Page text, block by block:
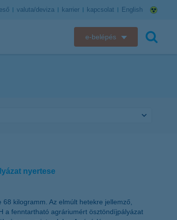
valuta/deviza karrier kapcsolat English
e-belépés
K&H e-kártyafelület
nyertese
kilogramm. Az elmúlt hetekre jellemző,
a fenntartható agráriumért ösztöndíjpályázat